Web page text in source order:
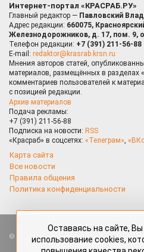
Интернет-портал «КРАСРАБ.РУ»
Главный редактор — Павловский
Адрес редакции: 660075,
Железнодорожников, д. 17, пом. 9,
Телефон редакции: +7 (391) 211-56-88
E-mail: redaktor@krasrab.krsn.ru
Мнения авторов статей,
материалов, размещённых в разделах
комментариев пользователей к
с позицией редакции.
Архив материалов
Подача рекламы:
+7 (391) 211-56-88
Подписка на новости: RSS
«Красраб» в соцсетях: «Телеграм»,
Карта сайта
Все новости
Правила общения
Политика конфиденциальности
Все права защищены. Любые
«Красраб.ру» сотрудниками
Оставаясь на сайте,
использование cookies,